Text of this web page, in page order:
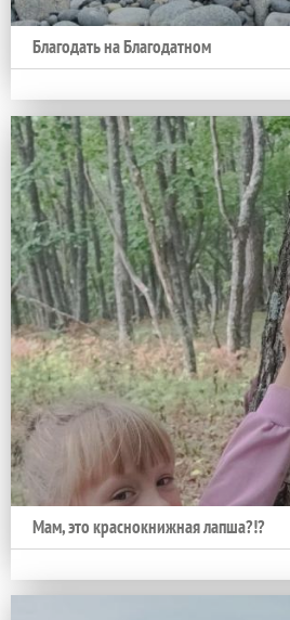
Благодать на Благодатном
Мам, это краснокнижная лапша?!?